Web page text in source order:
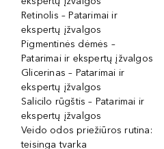
Retinolis – Patarimai ir
ekspertų įžvalgos
Pigmentinės dėmės –
Patarimai ir ekspertų įžvalgos
Glicerinas – Patarimai ir
ekspertų įžvalgos
Salicilo rūgštis – Patarimai ir
ekspertų įžvalgos
Veido odos priežiūros rutina:
teisinga tvarka